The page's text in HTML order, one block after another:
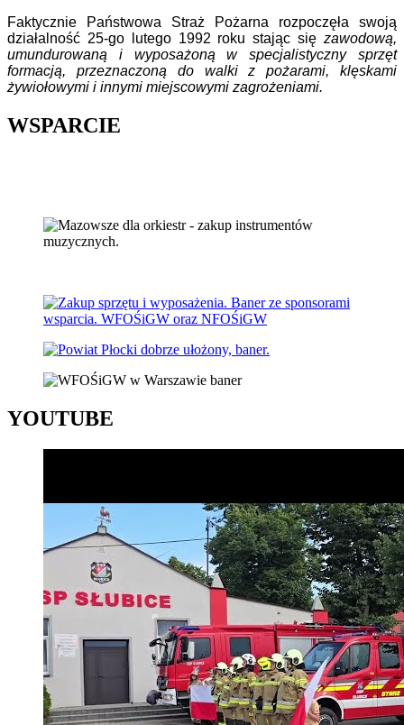
Faktycznie Państwowa Straż Pożarna rozpoczęła swoją
działalność 25-go lutego 1992 roku stając się zawodową,
umundurowaną i wyposażoną w specjalistyczny sprzęt
formacją, przeznaczoną do walki z pożarami, klęskami
żywiołowymi i innymi miejscowymi zagrożeniami.
WSPARCIE
YOUTUBE